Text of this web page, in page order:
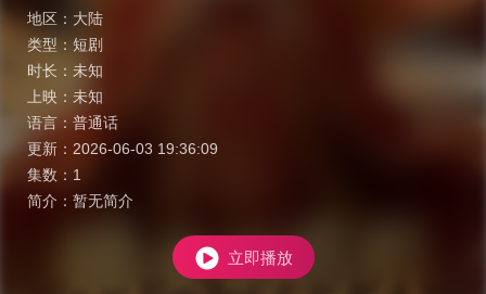
地区： 大陆
类型： 短剧
时长： 未知
上映： 未知
语言： 普通话
更新： 2026-06-03 19:36:09
集数： 1
简介： 暂无简介
立即播放